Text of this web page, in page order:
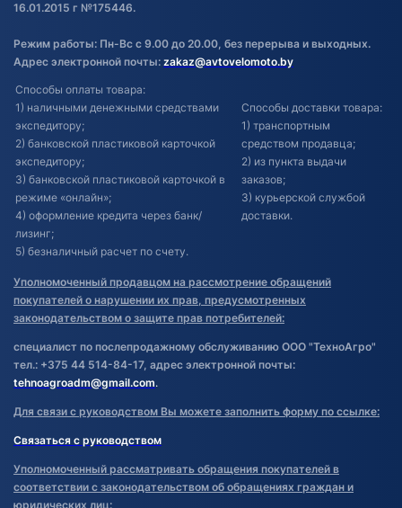
16.01.2015 г №175446.
Режим работы: Пн-Вс с 9.00 до 20.00, без перерыва и выходных.
Адрес электронной почты: zakaz@avtovelomoto.by
Способы оплаты товара:
1) наличными денежными средствами
экспедитору;
2) банковской пластиковой карточкой
экспедитору;
3) банковской пластиковой карточкой в
режиме «онлайн»;
4) оформление кредита через банк/
лизинг;
5) безналичный расчет по счету.
Способы доставки товара:
1) транспортным
средством продавца;
2) из пункта выдачи
заказов;
3) курьерской службой
доставки.
Уполномоченный продавцом на рассмотрение обращений
покупателей о нарушении их прав, предусмотренных
законодательством о защите прав потребителей:
специалист по послепродажному обслуживанию ООО "ТехноАгро"
тел.: +375 44 514-84-17, адрес электронной почты:
tehnoagroadm@gmail.com.
Для связи с руководством Вы можете заполнить форму по ссылке:
Связаться с руководством
Уполномоченный рассматривать обращения покупателей в
соответствии с законодательством об обращениях граждан и
юридических лиц: